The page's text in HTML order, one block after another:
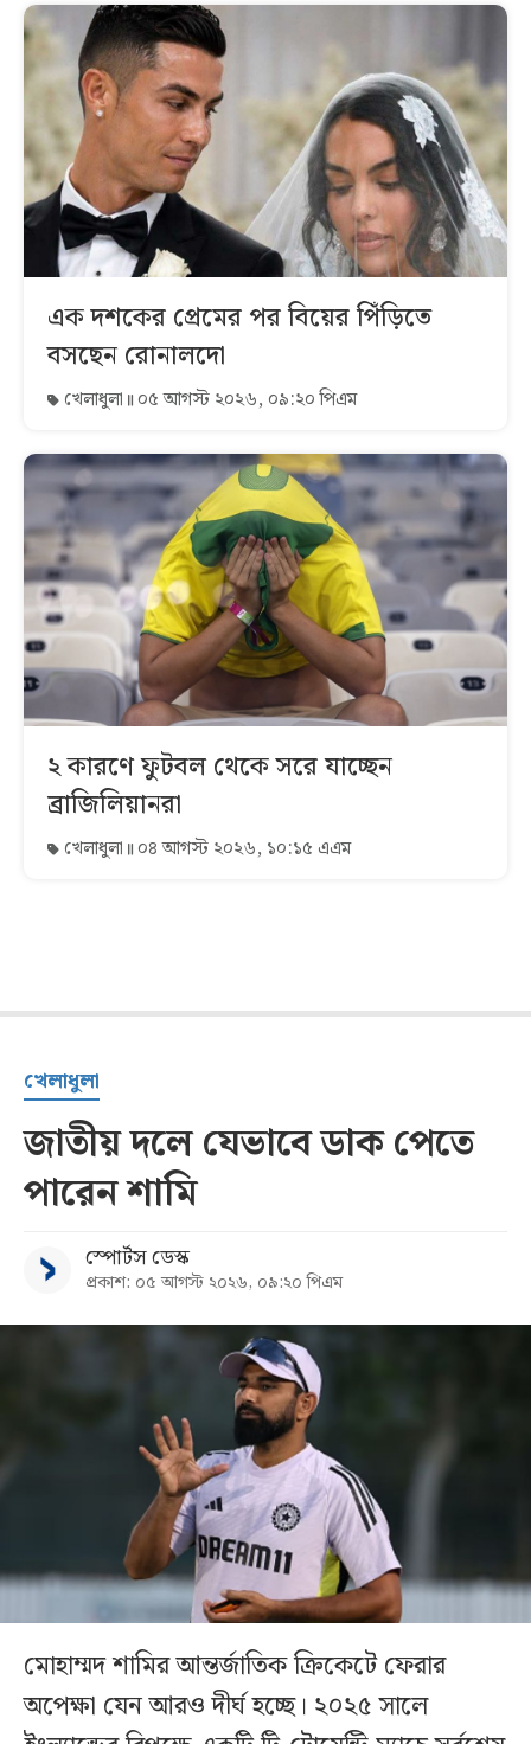
এক দশকের প্রেমের পর বিয়ের পিঁড়িতে
বসছেন রোনালদো
খেলাধুলা ০৫ আগস্ট ২০২৬, ০৯:২০ পিএম
২ কারণে ফুটবল থেকে সরে যাচ্ছেন
ব্রাজিলিয়ানরা
খেলাধুলা ০৪ আগস্ট ২০২৬, ১০:১৫ এএম
খেলাধুলা
জাতীয় দলে যেভাবে ডাক পেতে
পারেন শামি
স্পোর্টস ডেস্ক
প্রকাশ: ০৫ আগস্ট ২০২৬, ০৯:২০ পিএম
মোহাম্মদ শামির আন্তর্জাতিক ক্রিকেটে ফেরার
অপেক্ষা যেন আরও দীর্ঘ হচ্ছে। ২০২৫ সালে